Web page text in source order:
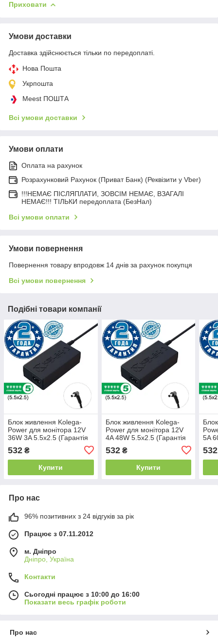
Приховати
Умови доставки
Доставка здійснюється тільки по передоплаті.
Нова Пошта
Укрпошта
Meest ПОШТА
Всі умови доставки
Умови оплати
Оплата на рахунок
Розрахунковий Рахунок (Приват Банк) (Реквізити у Vber)
!!!НЕМАЄ ПІСЛЯПЛАТИ, ЗОВСІМ НЕМАЄ, ВЗАГАЛІ
НЕМАЄ!!! ТІЛЬКИ передоплата (БезНал)
Всі умови оплати
Умови повернення
Повернення товару впродовж 14 днів за рахунок покупця
Всі умови повернення
Подібні товари компанії
Блок живлення Kolega-
Power для монітора 12V
36W 3A 5.5x2.5 (Гарантія
532 ₴
Купити
Блок живлення Kolega-
Power для монітора 12V
4A 48W 5.5x2.5 (Гарантія
532₴
Купити
5A
532
Про нас
96% позитивних з 24 відгуків за рік
Працює з 07.11.2012
м. Дніпро
Дніпро, Україна
Контакти
Сьогодні працює з 10:00 до 16:00
Показати весь графік роботи
Про нас